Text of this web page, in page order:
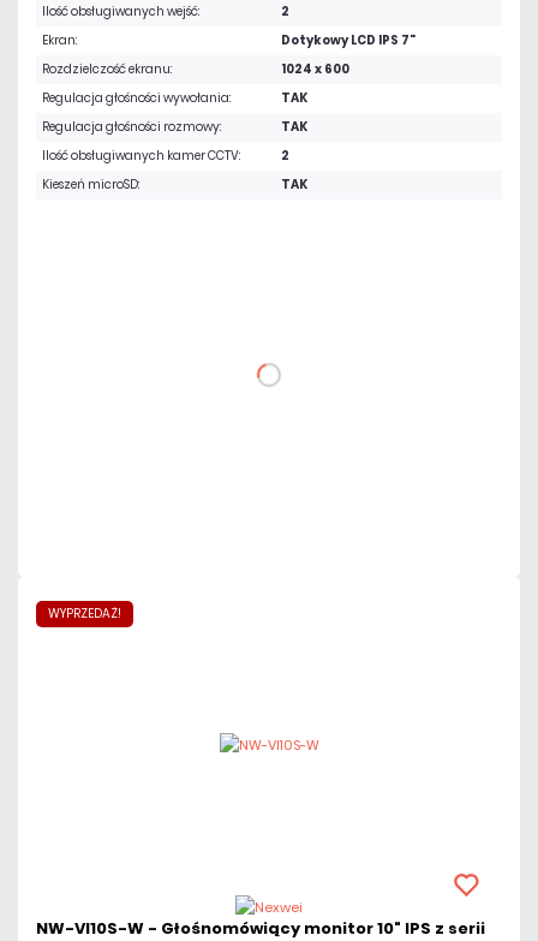
Ilość obsługiwanych wejść:
2
Ekran:
Dotykowy LCD IPS 7"
Rozdzielczość ekranu:
1024 x 600
Regulacja głośności wywołania:
TAK
Regulacja głośności rozmowy:
TAK
Ilość obsługiwanych kamer CCTV:
2
Kieszeń microSD:
TAK
DO KOSZYKA
WYPRZEDAŻ!
NW-VI10S-W - Głośnomówiący monitor 10" IPS z serii